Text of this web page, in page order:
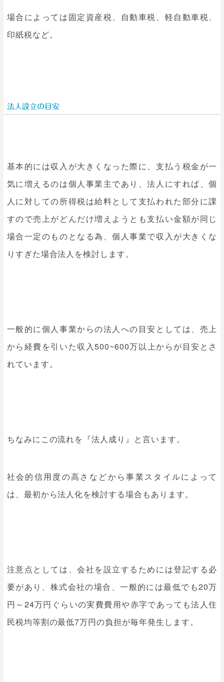
場合によっては固定資産税、自動車税、軽自動車税、
印紙税など。
法人設立の目安
基本的には収入が大きくなった際に、支払う税金が一
気に増えるのは個人事業主であり、法人にすれば、個
人に対しての所得税は給料として支払われた部分に課
すので売上がどんだけ増えようとも支払い金額が同じ
場合一定のものとなる為、個人事業で収入が大きくな
りすぎた場合法人を検討します。
一般的に個人事業からの法人への目安としては、売上
から経費を引いた収入500~600万以上からが目安とさ
れています。
ちなみにこの流れを『法人成り』と言います。
社会的信用度の高さなどから事業スタイルによって
は、最初から法人化を検討する場合もあります。
注意点としては、会社を設立するためには登記する必
要があり、株式会社の場合、一般的には最低でも20万
円～24万円ぐらいの実費費用や赤字であっても法人住
民税均等割の最低7万円の負担が毎年発生します。